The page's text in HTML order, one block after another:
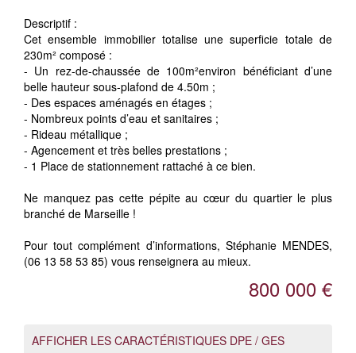
Descriptif :
Cet ensemble immobilier totalise une superficie totale de
230m² composé :
- Un rez-de-chaussée de 100m²environ bénéficiant d’une
belle hauteur sous-plafond de 4.50m ;
- Des espaces aménagés en étages ;
- Nombreux points d’eau et sanitaires ;
- Rideau métallique ;
- Agencement et très belles prestations ;
- 1 Place de stationnement rattaché à ce bien.
Ne manquez pas cette pépite au cœur du quartier le plus
branché de Marseille !
Pour tout complément d’informations, Stéphanie MENDES,
(06 13 58 53 85) vous renseignera au mieux.
800 000 €
AFFICHER LES CARACTÉRISTIQUES DPE / GES